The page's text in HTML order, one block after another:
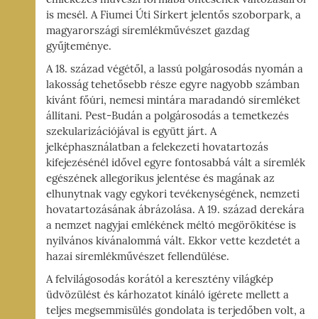
is mesél. A Fiumei Úti Sírkert jelentős szoborpark, a
magyarországi síremlékművészet gazdag
gyűjteménye.
A 18. század végétől, a lassú polgárosodás nyomán a
lakosság tehetősebb része egyre nagyobb számban
kívánt főúri, nemesi mintára maradandó síremléket
állítani. Pest-Budán a polgárosodás a temetkezés
szekularizációjával is együtt járt. A
jelképhasználatban a felekezeti hovatartozás
kifejezésénél idővel egyre fontosabbá vált a síremlék
egészének allegorikus jelentése és magának az
elhunytnak vagy egykori tevékenységének, nemzeti
hovatartozásának ábrázolása. A 19. század derekára
a nemzet nagyjai emlékének méltó megörökítése is
nyilvános kívánalommá vált. Ekkor vette kezdetét a
hazai síremlékművészet fellendülése.
A felvilágosodás korától a keresztény világkép
üdvözülést és kárhozatot kínáló ígérete mellett a
teljes megsemmisülés gondolata is terjedőben volt, a